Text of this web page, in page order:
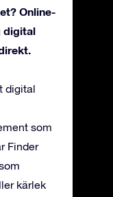
Online-
digital
digital
som
Finder
kärlek